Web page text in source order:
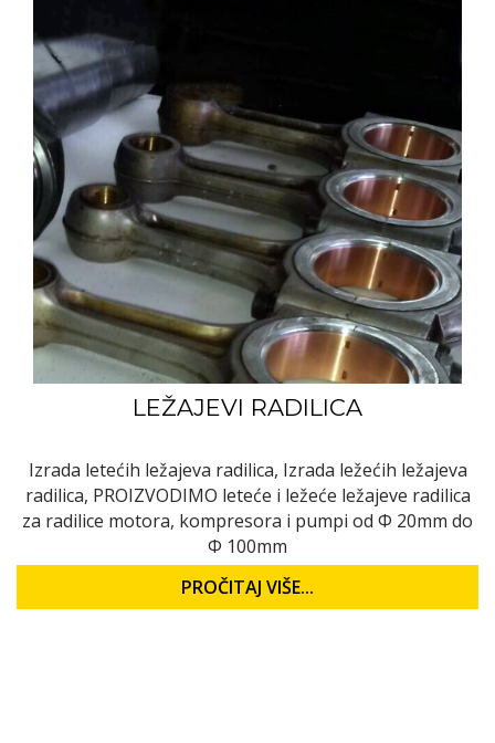
LEŽAJEVI RADILICA
Izrada letećih ležajeva radilica, Izrada ležećih ležajeva
radilica, PROIZVODIMO leteće i ležeće ležajeve radilica
za radilice motora, kompresora i pumpi od Ф 20mm do
Ф 100mm
PROČITAJ VIŠE...